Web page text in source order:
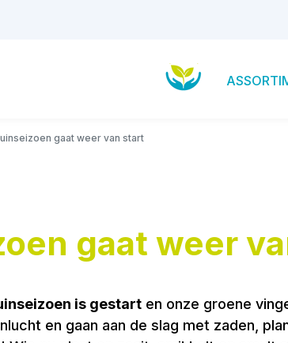
gaat weer van start
gaat weer
is gestart en onze groene
en gaan aan de slag met zaden,